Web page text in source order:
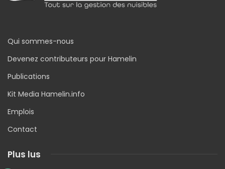
Qui sommes-nous
Devenez contributeurs pour Hamelin
Publications
Kit Media Hamelin.info
Emplois
Contact
Plus lus